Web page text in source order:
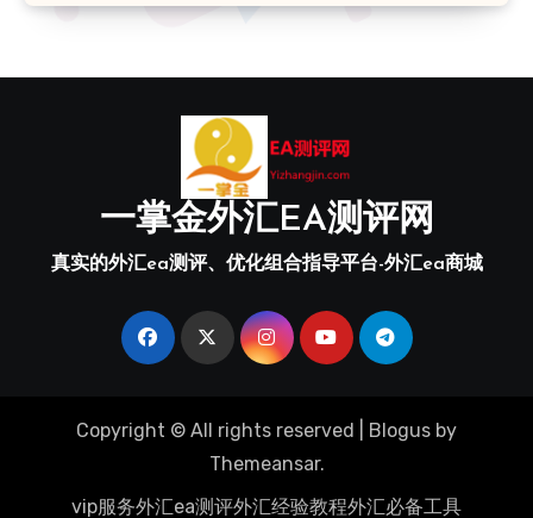
一掌金外汇EA测评网
真实的外汇ea测评、优化组合指导平台-外汇ea商城
Copyright © All rights reserved Blogus by
Themeansar.
vip服务外汇ea测评外汇经验教程外汇必备工具